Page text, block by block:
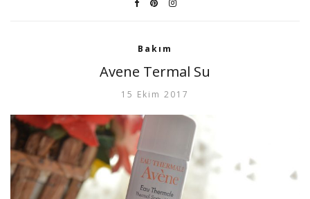
Bakım
Avene Termal Su
15 Ekim 2017